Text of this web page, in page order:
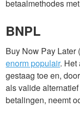
betaalmethodes met
BNPL
Buy Now Pay Later
enorm populair. Het
gestaag toe en,
als valide
betalingen, neemt